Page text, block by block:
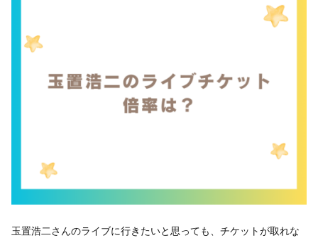
玉置浩二さんのライブに行きたいと思っても、チケットが取れな